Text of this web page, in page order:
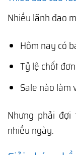
Nhiều lãnh đạo
Hôm nay có
Tỷ lệ chốt
Sale nào làm
Nhưng phải
nhiều ngày.